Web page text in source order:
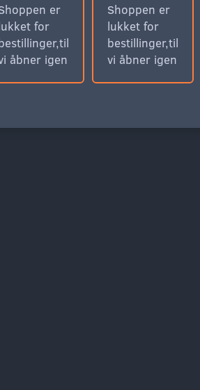
er
for
åbner igen
Shoppen er
lukket for
bestillinger,til
vi åbner igen